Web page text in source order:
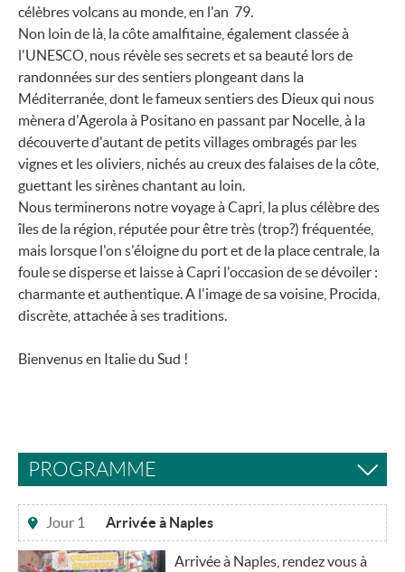
célèbres volcans au monde, en l'an 79.
Non loin de là, la côte amalfitaine, également classée à
l'UNESCO, nous révèle ses secrets et sa beauté lors de
randonnées sur des sentiers plongeant dans la
Méditerranée, dont le fameux sentiers des Dieux qui nous
mènera d'Agerola à Positano en passant par Nocelle, à la
découverte d'autant de petits villages ombragés par les
vignes et les oliviers, nichés au creux des falaises de la côte,
guettant les sirènes chantant au loin.
Nous terminerons notre voyage à Capri, la plus célèbre des
îles de la région, réputée pour être très (trop?) fréquentée,
mais lorsque l'on s'éloigne du port et de la place centrale, la
foule se disperse et laisse à Capri l'occasion de se dévoiler :
charmante et authentique. A l'image de sa voisine, Procida,
discrète, attachée à ses traditions.
Bienvenus en Italie du Sud !
PROGRAMME
Jour 1 Arrivée à Naples
Arrivée à Naples, rendez vous à